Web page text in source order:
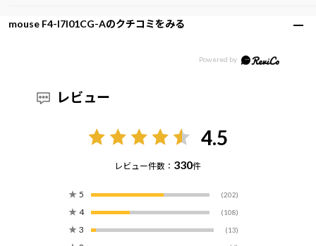
mouse F4-I7I01CG-Aのクチコミをみる
レビュー
4.5
レビュー件数： 330件
★ 5 (202)
★ 4 (108)
★ 3 (13)